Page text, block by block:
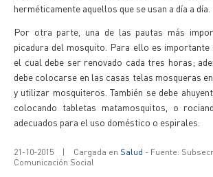
herméticamente aquellos que se usan a día a día.
Por otra parte, una de las pautas más
picadura del mosquito. Para ello es importante
el cual debe ser renovado cada tres horas;
debe colocarse en las casas telas mosqueras
y utilizar mosquiteros. También se debe
colocando tabletas matamosquitos, o
adecuados para el uso doméstico o espirales.
21-10-2015 | Cargada en Salud - Fuente:
Comunicación Social